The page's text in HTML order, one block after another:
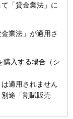
「貸金業法」に
業法」が適用さ
入する場合（シ
適用されません
途「割賦販売